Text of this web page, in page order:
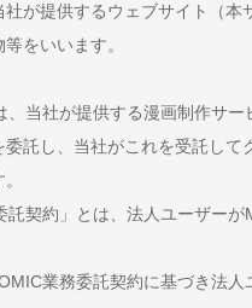
社が提供するウェブサイト（
をいいます。
、当社が提供する漫画制作サ
託し、当社がこれを受託し
託契約」とは、法人ユーザー
業務委託契約に基づき法